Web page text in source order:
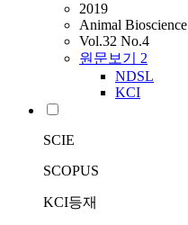
2019
Animal Bioscience
Vol.32 No.4
원문보기 2
NDSL
KCI
SCIE
SCOPUS
KCI등재